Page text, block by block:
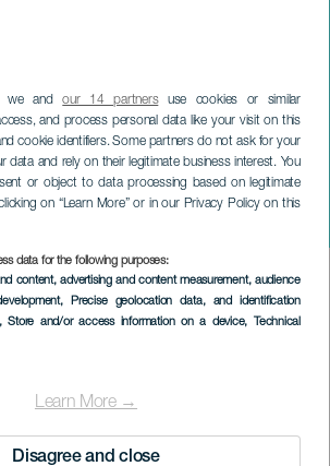
we andour 14 partnersuse cookies or similar
and process personal data like your visit on this
cookie identifiers. Some partners do not ask for your
data and rely on their legitimate business interest. You
or object to data processing based on legitimate
on “Learn More” or in our Privacy Policy on this
data for the following purposes:
content, advertising and content measurement, audience
, Precise geolocation data, and identification
Store and/or access information on a device, Technical
Learn More →
Disagree and close
City: III Cabeza de